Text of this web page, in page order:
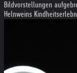
Bildvorstellungen
Helnweins